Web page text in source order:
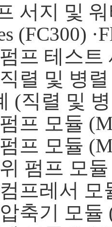
서지 및
(FC300)
프 테스트
렬 및 병
(직렬 및
프 모듈
프 모듈
펌프 모
프레서 모
축기 모듈